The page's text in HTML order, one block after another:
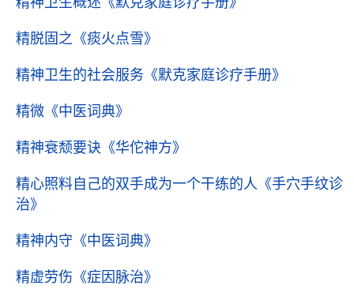
精脱固之 《痰火点雪》
精神卫生的社会服务 《默克家庭诊疗手册》
精微 《中医词典》
精神衰颓要诀 《华佗神方》
精心照料自己的双手成为一个干练的人 《手穴手纹诊
治》
精神内守 《中医词典》
精虚劳伤 《症因脉治》